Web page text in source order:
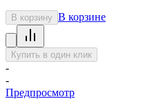
В корзину В корзине
Купить в один клик
-
-
Предпросмотр